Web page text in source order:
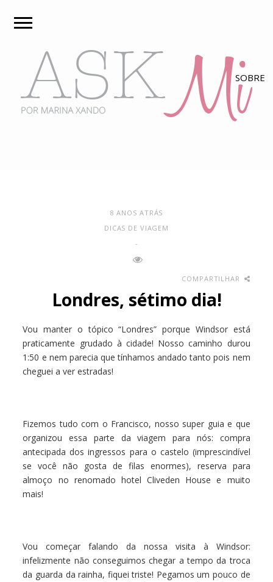
8 ANOS ATRÁS
DICAS DE VIAGEM
-
COMPARTILHAR
Londres, sétimo dia!
Vou manter o tópico “Londres” porque Windsor está
praticamente grudado à cidade! Nosso caminho durou
1:50 e nem parecia que tínhamos andado tanto pois nem
cheguei a ver estradas!
Fizemos tudo com o Francisco, nosso super guia e que
organizou essa parte da viagem para nós: compra
antecipada dos ingressos para o castelo (imprescindível
se você não gosta de filas enormes), reserva para
almoço no renomado hotel Cliveden House e muito
mais!
Vou começar falando da nossa visita à Windsor:
infelizmente não conseguimos chegar a tempo da troca
da guarda da rainha, fiquei triste! Pegamos um pouco de